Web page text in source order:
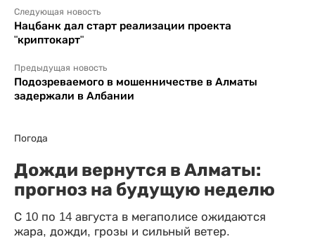
Следующая новость
Нацбанк дал старт реализации проекта
"криптокарт"
Предыдущая новость
Подозреваемого в мошенничестве в Алматы
задержали в Албании
Погода
Дожди вернутся в Алматы:
прогноз на будущую неделю
С 10 по 14 августа в мегаполисе ожидаются
жара, дожди, грозы и сильный ветер.